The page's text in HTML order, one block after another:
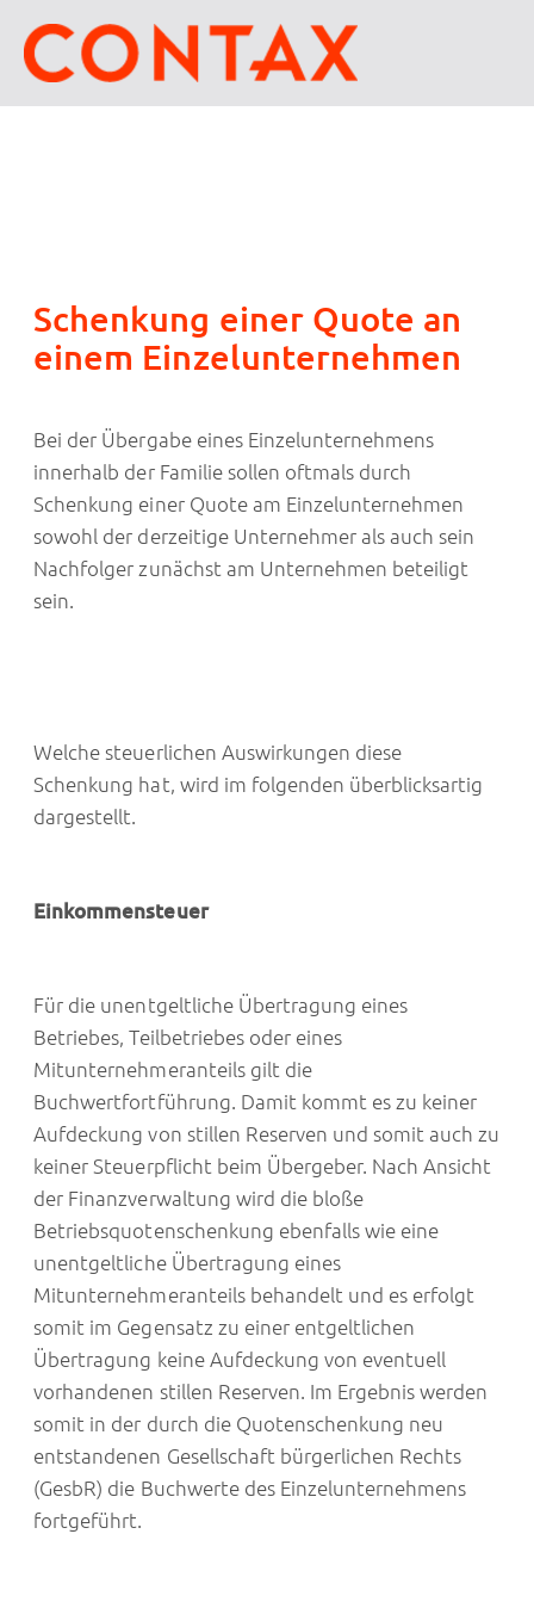
Schenkung einer Quote an
einem Einzelunternehmen
Bei der Übergabe eines Einzelunternehmens
innerhalb der Familie sollen oftmals durch
Schenkung einer Quote am Einzelunternehmen
sowohl der derzeitige Unternehmer als auch sein
Nachfolger zunächst am Unternehmen beteiligt
sein.
Welche steuerlichen Auswirkungen diese
Schenkung hat, wird im folgenden überblicksartig
dargestellt.
Einkommensteuer
Für die unentgeltliche Übertragung eines
Betriebes, Teilbetriebes oder eines
Mitunternehmeranteils gilt die
Buchwertfortführung. Damit kommt es zu keiner
Aufdeckung von stillen Reserven und somit auch zu
keiner Steuerpflicht beim Übergeber. Nach Ansicht
der Finanzverwaltung wird die bloße
Betriebsquotenschenkung ebenfalls wie eine
unentgeltliche Übertragung eines
Mitunternehmeranteils behandelt und es erfolgt
somit im Gegensatz zu einer entgeltlichen
Übertragung keine Aufdeckung von eventuell
vorhandenen stillen Reserven. Im Ergebnis werden
somit in der durch die Quotenschenkung neu
entstandenen Gesellschaft bürgerlichen Rechts
(GesbR) die Buchwerte des Einzelunternehmens
fortgeführt.